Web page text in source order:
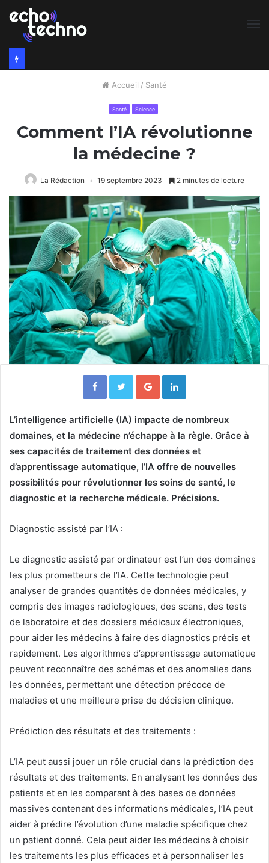
Accueil / Santé
Santé Science
Comment l’IA révolutionne
la médecine ?
La Rédaction 19 septembre 2023 2 minutes de lecture
FacebookTwitterGoogle+Linkedin
L’intelligence artificielle (IA) impacte de nombreux
domaines, et la médecine n’échappe à la règle. Grâce à
ses capacités de traitement des données et
d’apprentissage automatique, l’IA offre de nouvelles
possibilités pour révolutionner les soins de santé, le
diagnostic et la recherche médicale. Précisions.
Diagnostic assisté par l’IA :
Le diagnostic assisté par ordinateur est l’un des domaines
les plus prometteurs de l’IA. Cette technologie peut
analyser de grandes quantités de données médicales, y
compris des images radiologiques, des scans, des tests
de laboratoire et des dossiers médicaux électroniques,
pour aider les médecins à faire des diagnostics précis et
rapidement. Les algorithmes d’apprentissage automatique
peuvent reconnaître des schémas et des anomalies dans
les données, permettant une détection précoce de
maladies et une meilleure prise de décision clinique.
Prédiction des résultats et des traitements :
L’IA peut aussi jouer un rôle crucial dans la prédiction des
résultats et des traitements. En analysant les données des
patients et en les comparant à des bases de données
massives contenant des informations médicales, l’IA peut
aider à prédire l’évolution d’une maladie spécifique chez
un patient donné. Cela peut aider les médecins à choisir
les traitements les plus efficaces et à personnaliser les